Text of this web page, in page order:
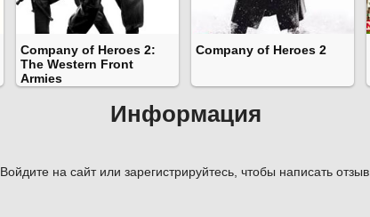
Company of Heroes 2:
The Western Front
Armies
Company of Heroes 2
Информация
Войдите на сайт или зарегистрируйтесь, чтобы написать отзыв.